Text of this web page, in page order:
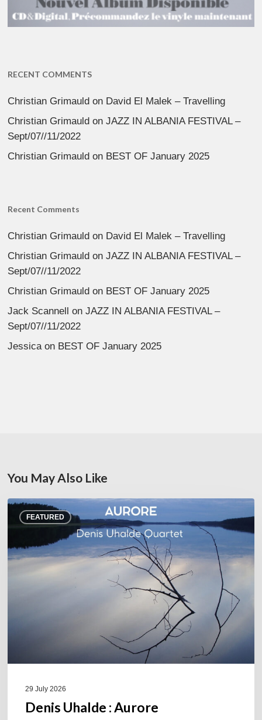
RECENT COMMENTS
Christian Grimauld on David El Malek – Travelling
Christian Grimauld onJAZZ IN ALBANIA FESTIVAL –
Sept/07//11/2022
Christian Grimauld on BEST OF January 2025
Recent Comments
Christian Grimauld on David El Malek – Travelling
Christian Grimauld onJAZZ IN ALBANIA FESTIVAL –
Sept/07//11/2022
Christian Grimauld on BEST OF January 2025
Jack Scannell onJAZZ IN ALBANIA FESTIVAL –
Sept/07//11/2022
Jessica on BEST OF January 2025
You May Also Like
FEATURED
Denis
Uhalde :
29 July 2026
Denis Uhalde : Aurore